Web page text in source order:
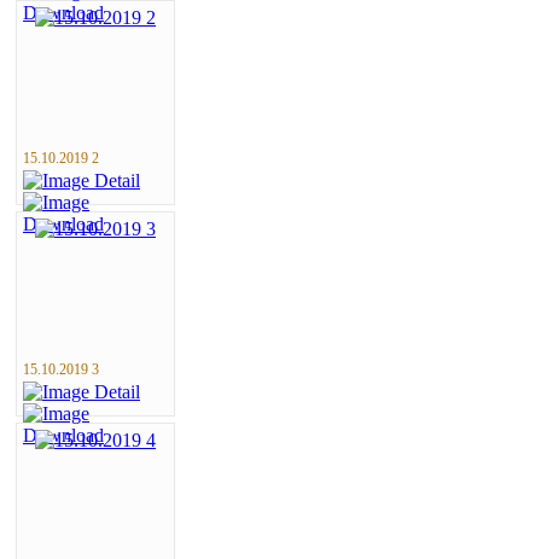
15.10.2019 2
15.10.2019 3